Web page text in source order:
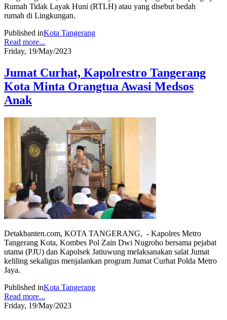
Rumah Tidak Layak Huni (RTLH) atau yang disebut bedah
rumah di Lingkungan.
Published inKota Tangerang
Read more...
Friday, 19/May/2023
Jumat Curhat, Kapolrestro Tangerang
Kota Minta Orangtua Awasi Medsos
Anak
Detakbanten.com, KOTA TANGERANG, - Kapolres Metro
Tangerang Kota, Kombes Pol Zain Dwi Nugroho bersama pejabat
utama (PJU) dan Kapolsek Jatiuwung melaksanakan salat Jumat
keliling sekaligus menjalankan program Jumat Curhat Polda Metro
Jaya.
Published inKota Tangerang
Read more...
Friday, 19/May/2023